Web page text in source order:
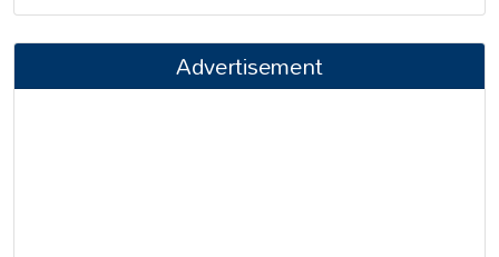
Advertisement